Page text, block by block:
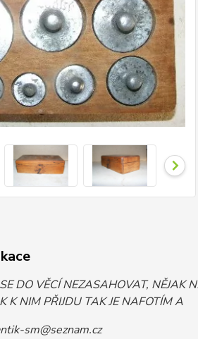
DO VĚCÍ NEZASAHOVAT, NĚJAK
K NIM PŘIJDU TAK JE NAFOTÍM A
sm@seznam.cz